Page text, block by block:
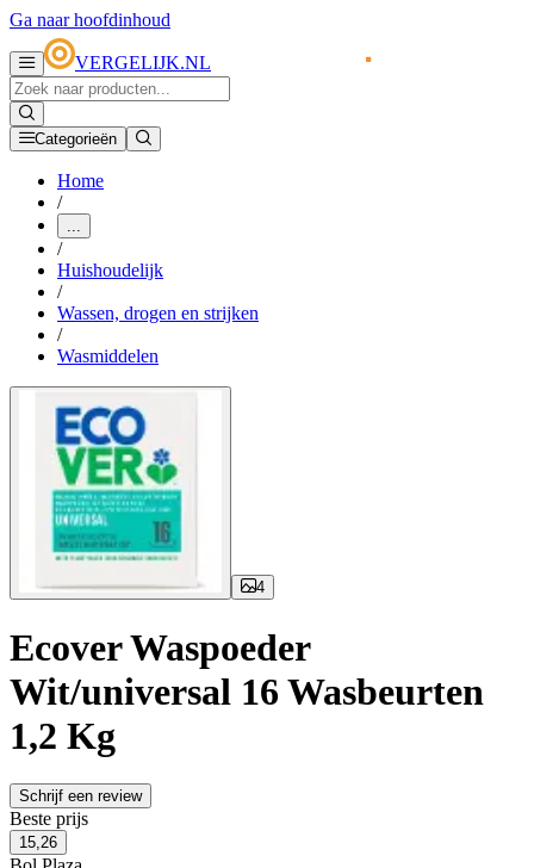
Ga naar hoofdinhoud
VERGELIJK.NL
Categorieën
Home
/
...
/
Huishoudelijk
/
Wassen, drogen en strijken
/
Wasmiddelen
4
Ecover Waspoeder
Wit/universal 16 Wasbeurten
1,2 Kg
Schrijf een review
Beste prijs
15,26